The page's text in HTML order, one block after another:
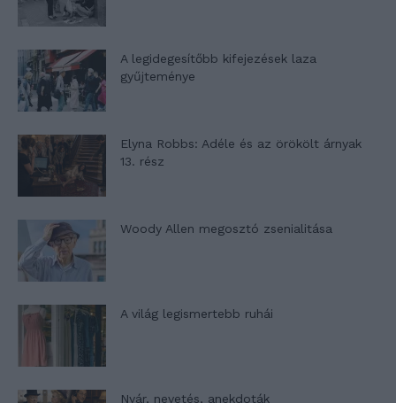
A legidegesítőbb kifejezések laza
gyűjteménye
Elyna Robbs: Adéle és az örökölt árnyak
13. rész
Woody Allen megosztó zsenialitása
A világ legismertebb ruhái
Nyár, nevetés, anekdoták